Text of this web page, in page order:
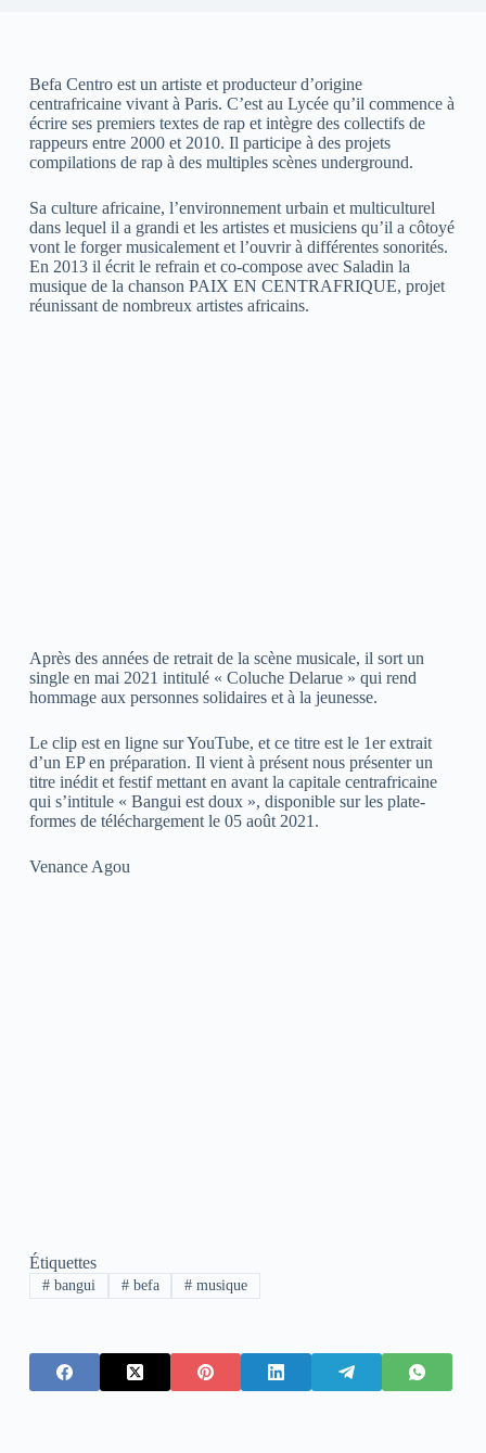
Befa Centro est un artiste et producteur d’origine
centrafricaine vivant à Paris. C’est au Lycée qu’il commence à
écrire ses premiers textes de rap et intègre des collectifs de
rappeurs entre 2000 et 2010. Il participe à des projets
compilations de rap à des multiples scènes underground.
Sa culture africaine, l’environnement urbain et multiculturel
dans lequel il a grandi et les artistes et musiciens qu’il a côtoyé
vont le forger musicalement et l’ouvrir à différentes sonorités.
En 2013 il écrit le refrain et co-compose avec Saladin la
musique de la chanson PAIX EN CENTRAFRIQUE, projet
réunissant de nombreux artistes africains.
Après des années de retrait de la scène musicale, il sort un
single en mai 2021 intitulé « Coluche Delarue » qui rend
hommage aux personnes solidaires et à la jeunesse.
Le clip est en ligne sur YouTube, et ce titre est le 1er extrait
d’un EP en préparation. Il vient à présent nous présenter un
titre inédit et festif mettant en avant la capitale centrafricaine
qui s’intitule « Bangui est doux », disponible sur les plate-
formes de téléchargement le 05 août 2021.
Venance Agou
Étiquettes
#bangui #befa # musique